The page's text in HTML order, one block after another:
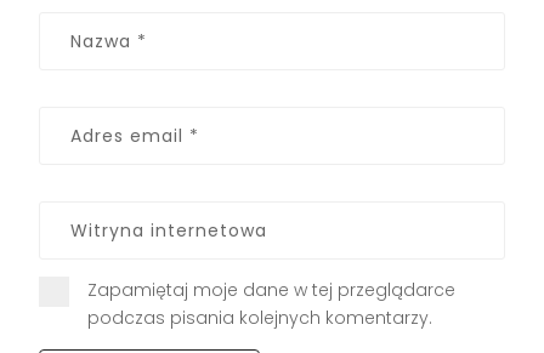
Zapamiętaj moje dane w tej przeglądarce
podczas pisania kolejnych komentarzy.